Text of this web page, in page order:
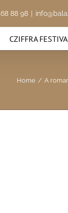
88 98
CZIFFRA
Home / A